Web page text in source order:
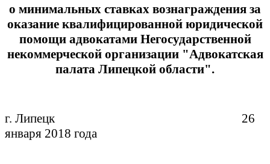
о минимальных ставках вознаграждения за
оказание квалифицированной юридической
помощи адвокатами Негосударственной
некоммерческой организации "Адвокатская
палата Липецкой области".
г. Липецк
26
января 2018 года